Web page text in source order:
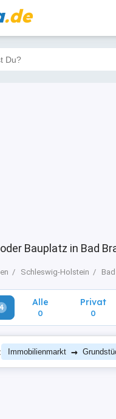
.de
Bauplatz in Bad
Schleswig-Holstein
Alle
0
4 Alle
0
Privat
0
Immobilienmarkt →